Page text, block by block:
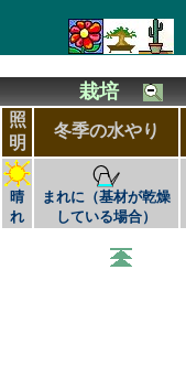
栽培
照
明
冬季の水やり
晴
れ
まれに（基材が乾燥
している場合）